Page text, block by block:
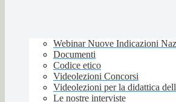
Webinar Nuove Indicazioni
Documenti
Codice etico
Videolezioni Concorsi
Videolezioni per la didattica
Le nostre interviste